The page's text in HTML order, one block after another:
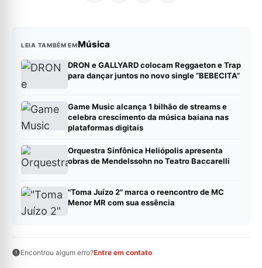
LEIA TAMBÉM EMMúsica
DRON e GALLYARD colocam Reggaeton e Trap
para dançar juntos no novo single “BEBECITA”
Game Music alcança 1 bilhão de streams e
celebra crescimento da música baiana nas
plataformas digitais
Orquestra Sinfônica Heliópolis apresenta
obras de Mendelssohn no Teatro Baccarelli
"Toma Juízo 2" marca o reencontro de MC
Menor MR com sua essência
Encontrou algum erro?Entre em contato